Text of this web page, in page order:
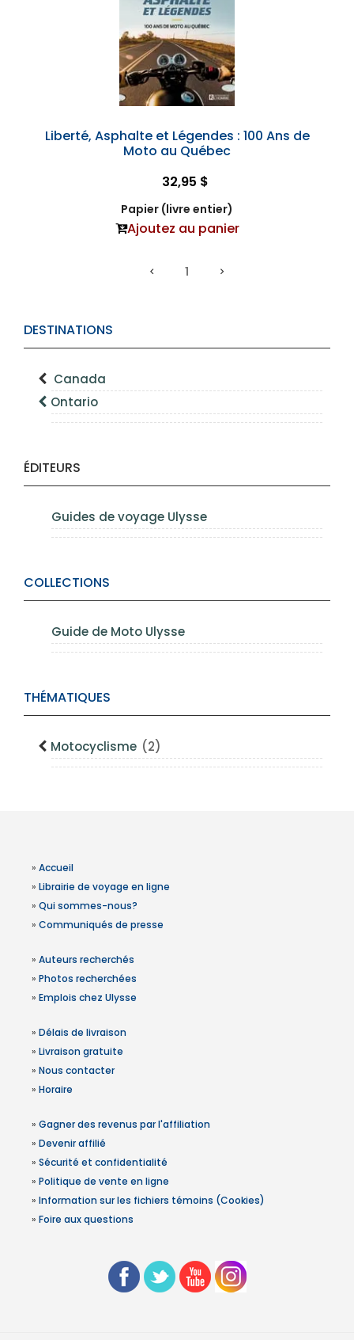
DESTINATIONS
Canada
Ontario
ÉDITEURS
Guides de voyage Ulysse
COLLECTIONS
Guide de Moto Ulysse
THÉMATIQUES
Motocyclisme (2)
Liberté, Asphalte et Légendes : 100 Ans de
Moto au Québec
32,95 $
Papier (livre entier)
Ajoutez au panier
1
» Accueil
» Librairie de voyage en ligne
» Qui sommes-nous?
» Communiqués de presse
» Auteurs recherchés
» Photos recherchées
» Emplois chez Ulysse
» Délais de livraison
» Livraison gratuite
» Nous contacter
» Horaire
» Gagner des revenus par l'affiliation
» Devenir affilié
» Sécurité et confidentialité
» Politique de vente en ligne
» Information sur les fichiers témoins (Cookies)
» Foire aux questions